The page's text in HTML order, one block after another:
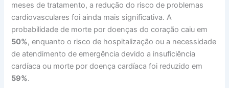
meses de tratamento, a redução do risco de problemas
cardiovasculares foi ainda mais significativa. A
probabilidade de morte por doenças do coração caiu em
50%, enquanto o risco de hospitalização ou a necessidade
de atendimento de emergência devido a insuficiência
cardíaca ou morte por doença cardíaca foi reduzido em
59%.